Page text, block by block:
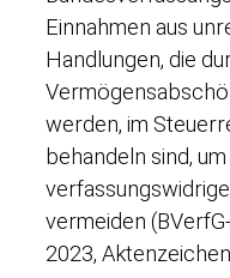
Einnahmen aus
Handlungen, die
werden, im
behandeln sind,
vermeiden
2023,